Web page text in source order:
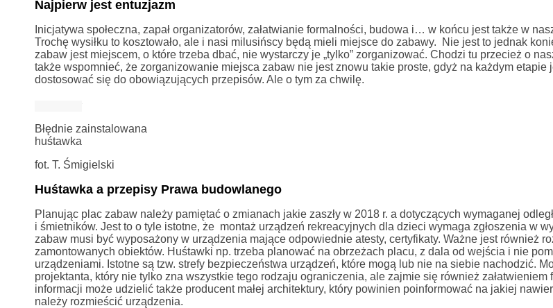
Najpierw jest entuzjazm
Inicjatywa społeczna, zapał organizatorów, załatwianie formalności, budowa i… w końcu jest także w
Trochę wysiłku to kosztowało, ale i nasi milusińscy będą mieli miejsce do zabawy. Nie jest to jednak
zabaw jest miejscem, o które trzeba dbać, nie wystarczy je „tylko” zorganizować. Chodzi tu przecież o
także wspomnieć, że zorganizowanie miejsca zabaw nie jest znowu takie proste, gdyż na każdym etapie
dostosować się do obowiązujących przepisów. Ale o tym za chwilę.
Błędnie zainstalowana
huśtawka
fot. T. Śmigielski
Huśtawka a przepisy Prawa budowlanego
Planując plac zabaw należy pamiętać o zmianach jakie zaszły w 2018 r. a dotyczących wymaganej
i śmietników. Jest to o tyle istotne, że montaż urządzeń rekreacyjnych dla dzieci wymaga zgłoszenia w
zabaw musi być wyposażony w urządzenia mające odpowiednie atesty, certyfikaty. Ważne jest również
zamontowanych obiektów. Huśtawki np. trzeba planować na obrzeżach placu, z dala od wejścia i nie
urządzeniami. Istotne są tzw. strefy bezpieczeństwa urządzeń, które mogą lub nie na siebie nachodzić.
projektanta, który nie tylko zna wszystkie tego rodzaju ograniczenia, ale zajmie się również załatwieniem
informacji może udzielić także producent małej architektury, który powinien poinformować na jakiej
należy rozmieścić urządzenia.